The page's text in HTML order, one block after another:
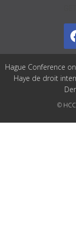
Hague Conference
Haye de droit
©